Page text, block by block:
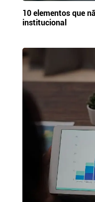
10 elementos que
institucional